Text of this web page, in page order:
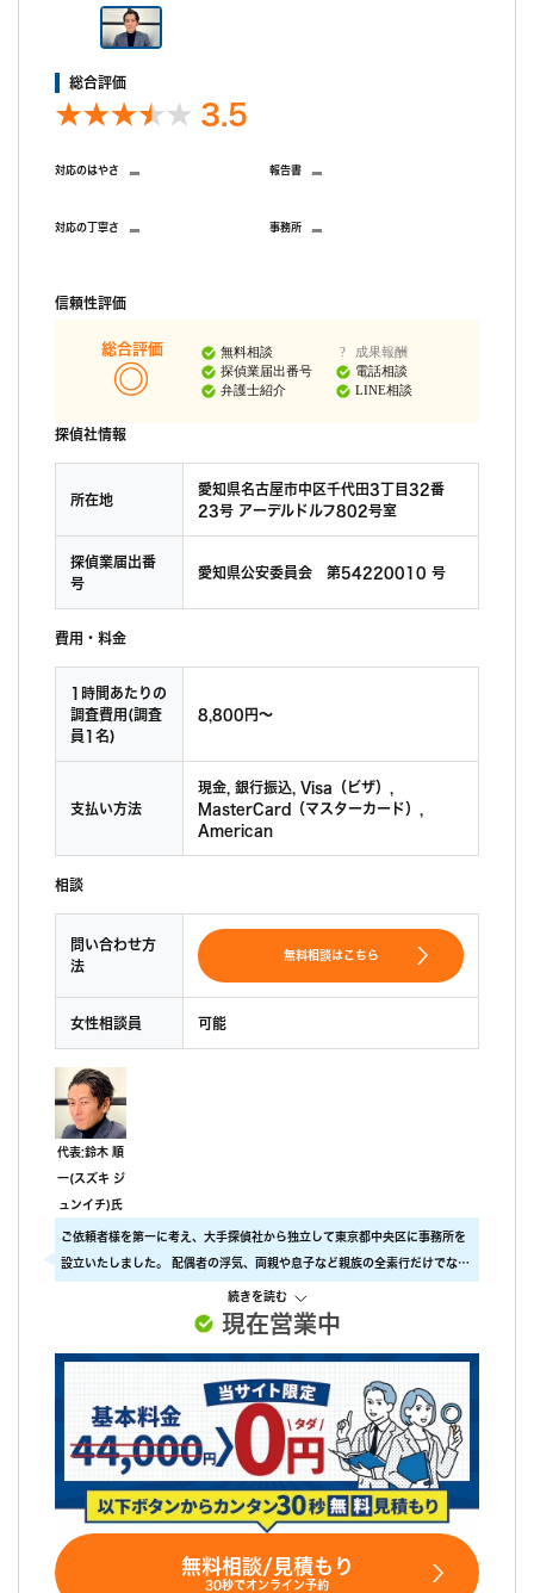
総合評価
3.5
対応のはやさ - 報告書 -
対応の丁寧さ - 事務所 -
信頼性評価
総合評価
無料相談
探偵業届出番号
弁護士紹介
成果報酬
電話相談
LINE相談
探偵社情報
所在地
愛知県名古屋市中区千代田3丁目32番
23号 アーデルドルフ802号室
探偵業届出番
号
愛知県公安委員会 第54220010 号
費用・料金
1時間あたりの
調査費用(調査
員1名)
8,800円〜
支払い方法
現金, 銀行振込, Visa（ビザ）,
MasterCard（マスターカード）,
American
相談
問い合わせ方
法
無料相談はこちら
女性相談員 可能
代表:鈴木 順
一(スズキ ジ
ュンイチ)氏
ご依頼者様を第一に考え、大手探偵社から独立して東京都中央区に事務所を
設立いたしました。 配偶者の浮気、両親や息子など親族の全素行だけでな
く、ストーカー行為の証拠、行方不明者の捜索、企業調査まで調査全般を承
続きを読む
現在営業中
無料相談/見積もり
30秒でオンライン予約